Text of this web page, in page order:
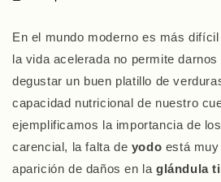
En el mundo moderno es más
la vida acelerada no permite
degustar un buen platillo de
capacidad nutricional de nuestro
ejemplificamos la importancia de los
carencial, la falta de yodo está
aparición de daños en laglándula